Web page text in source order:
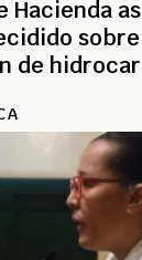
Hacienda
de